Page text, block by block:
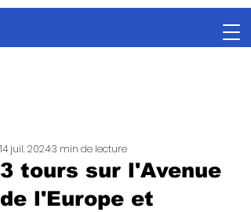
3 tours sur l'Avenue
de l'Europe et
14 juil. 20243 min de lecture